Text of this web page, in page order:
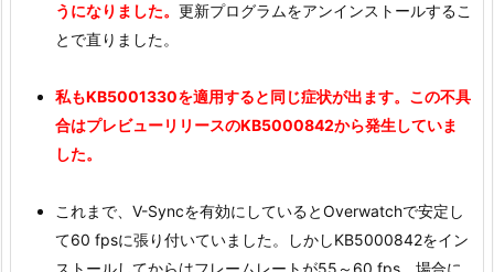
うになりました。 更新プログラムをアンインストールするこ
とで直りました。
私もKB5001330を適用すると同じ症状が出ます。この不具
合はプレビューリリースのKB5000842から発生していま
した。
これまで、V-Syncを有効にしているとOverwatchで安定し
て60 fpsに張り付いていました。しかしKB5000842をイン
ストールしてからはフレームレートが55～60 fps、場合に